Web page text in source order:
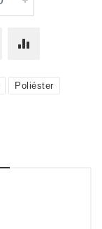
Poliéster